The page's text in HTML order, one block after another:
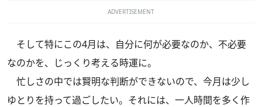
ADVERTISEMENT
そして特にこの4月は、自分に何が必要なのか、不必要
なのかを、じっくり考える時運に。
忙しさの中では賢明な判断ができないので、今月は少し
ゆとりを持って過ごしたい。それには、一人時間を多く作